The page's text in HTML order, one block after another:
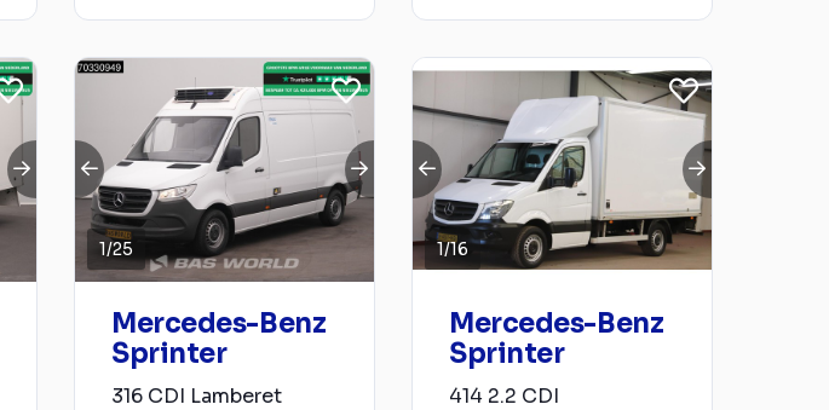
1/25
Mercedes-Benz
Sprinter
316 CDI Lamberet
1/16
Mercedes-Benz
Sprinter
414 2.2 CDI